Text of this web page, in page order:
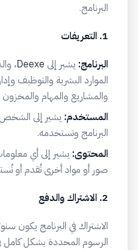
البرنامج.
1. التعريفات
البرنامج: يشير إلى Deexe،
الموارد البشرية والتوظيف
والمشاريع والمهام
المستخدم: يشير إلى الشخص
البرنامج وتستخدمه.
المحتوى: يشير إلى أي
صور أو مواد أخرى تُقدم أو
2. الاشتراك والدفع
الاشتراك في البرنامج يكون
الرسوم المحددة بشكل كامل